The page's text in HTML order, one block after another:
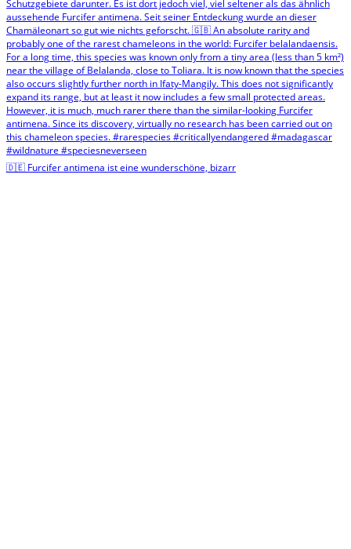
🇩🇪 Furcifer antimena ist eine wunderschöne, bizarr